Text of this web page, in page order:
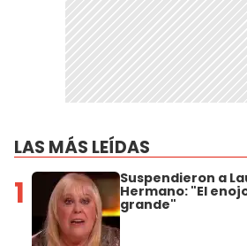
LAS MÁS LEÍDAS
1 Suspendieron a
Hermano: "El
grande"